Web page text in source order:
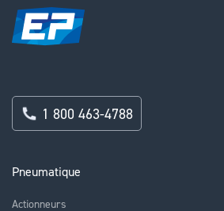
Pneumatique
Actionneurs
1 800 463-4788